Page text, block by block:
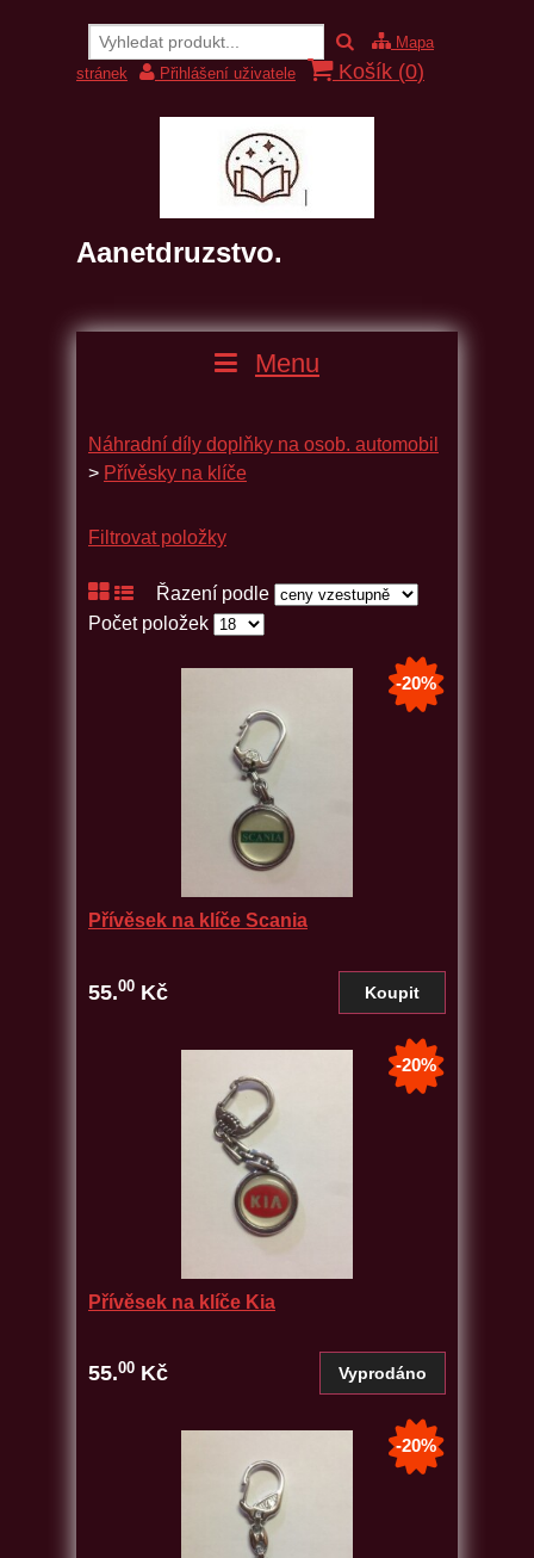
Mapa
stránek
Přihlášení uživatele Košík (0)
Aanetdruzstvo.
Menu
Náhradní díly doplňky na osob. automobil
> Přívěsky na klíče
Filtrovat položky
Řazení podle
Počet položek
Přívěsek na klíče Scania
55.00 Kč
-20%
Přívěsek na klíče Kia
55.00 Kč
-20%
-20%